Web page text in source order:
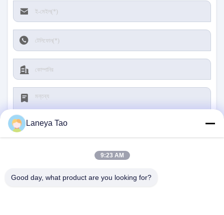
জমা দিন
Laneya Tao
9:23 AM
Good day, what product are you looking for?